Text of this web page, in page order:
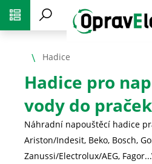
Hadice
Hadice pro
vody do praček
Náhradní napouštěcí hadice
Ariston/Indesit, Beko, Bosch,
Zanussi/Electrolux/AEG,